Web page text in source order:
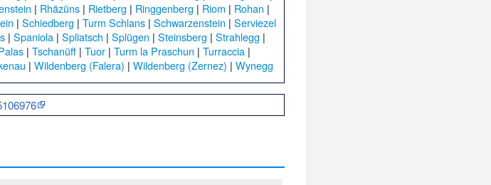
| Rhäzüns| Rietberg | Ringgenberg | Riom | Rohan |
|Schiedberg |Turm Schlans |Schwarzenstein |Serviezel
| Spaniola| Spliatsch | Splügen | Steinsberg | Strahlegg |
| Tschanüff| Tuor| Turm la Praschun | Turraccia|
|Wildenberg (Falera) |Wildenberg (Zernez) |Wynegg